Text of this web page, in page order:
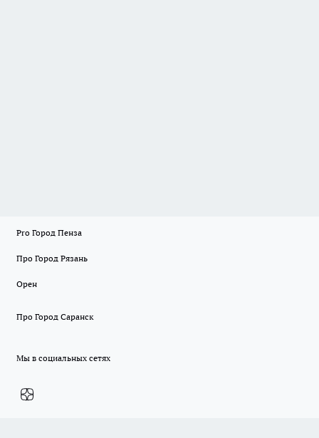
Pro Город Пенза
Про Город Рязань
Орен
Про Город Саранск
Мы в социальных сетях